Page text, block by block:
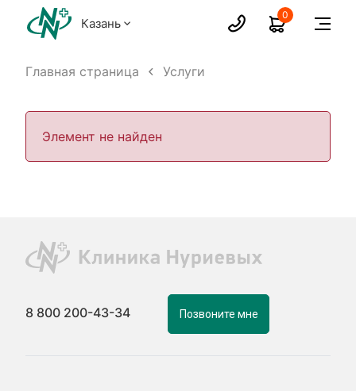
Казань
0
Главная страница Услуги
Элемент не найден
8 800 200-43-34 Позвоните мне